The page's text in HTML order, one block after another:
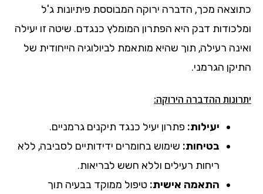
כתוצאה מכך, הדברה ירוקה המבוססת פיתיונות ג'ל
ומלכודות דבק היא הפתרון המומלץ כנגדם. שיטה זו יעילה
ואינה רעילה, תוך שהיא מותאמת לביולוגיה הייחודית של
התיקן הגרמני.
יתרונות ההדברה הירוקה:
יעילות: פתרון יעיל כנגד תיקנים גרמניים.
בטיחות: שימוש בחומרים ידידותיים לסביבה, ללא
ריחות רעילים וללא חשש לבריאות.
התאמה אישית: טיפול ממוקד בבעיה תוך